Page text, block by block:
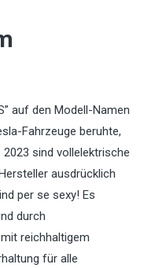
auf den Modell-Namen
Fahrzeuge beruhte,
sind vollelektrische
ausdrücklich
per se sexy! Es
durch
reichhaltigem
für alle